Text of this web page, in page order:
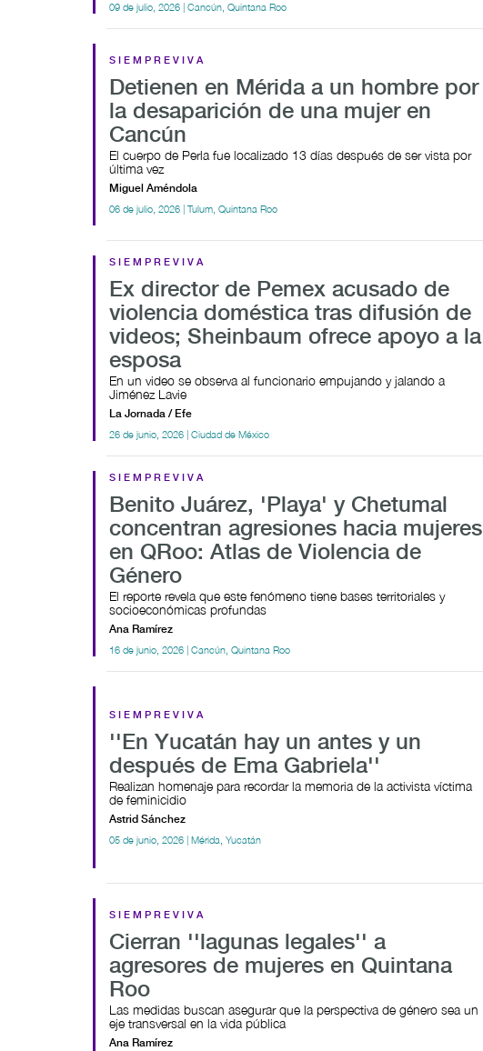
09 de julio, 2026 | Cancún, Quintana Roo
SIEMPREVIVA
Detienen en Mérida a un hombre por
la desaparición de una mujer en
Cancún
El cuerpo de Perla fue localizado 13 días después de ser vista por
última vez
Miguel Améndola
06 de julio, 2026 | Tulum, Quintana Roo
SIEMPREVIVA
Ex director de Pemex acusado de
violencia doméstica tras difusión de
videos; Sheinbaum ofrece apoyo a la
esposa
En un video se observa al funcionario empujando y jalando a
Jiménez Lavie
La Jornada / Efe
26 de junio, 2026 | Ciudad de México
SIEMPREVIVA
Benito Juárez, 'Playa' y Chetumal
concentran agresiones hacia mujeres
en QRoo: Atlas de Violencia de
Género
El reporte revela que este fenómeno tiene bases territoriales y
socioeconómicas profundas
Ana Ramírez
16 de junio, 2026 | Cancún, Quintana Roo
SIEMPREVIVA
''En Yucatán hay un antes y un
después de Ema Gabriela''
Realizan homenaje para recordar la memoria de la activista víctima
de feminicidio
Astrid Sánchez
05 de junio, 2026 | Mérida, Yucatán
SIEMPREVIVA
Cierran ''lagunas legales'' a
agresores de mujeres en Quintana
Roo
Las medidas buscan asegurar que la perspectiva de género sea un
eje transversal en la vida pública
Ana Ramírez